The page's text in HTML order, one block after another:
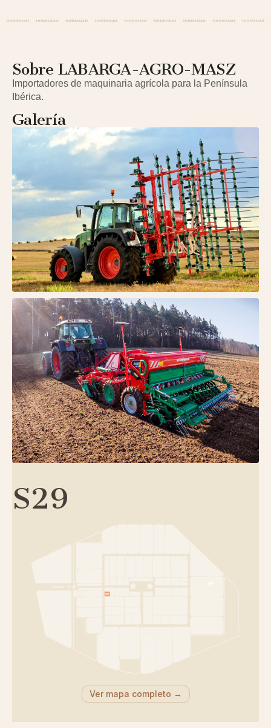
Sobre LABARGA-AGRO-MASZ
Importadores de maquinaria agrícola para la Península
Ibérica.
Galería
S29
Ver mapa completo →